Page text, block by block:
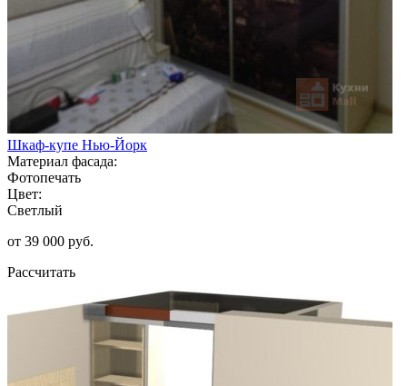
Шкаф-купе Нью-Йорк
Материал фасада:
Фотопечать
Цвет:
Светлый
от 39 000 руб.
Рассчитать